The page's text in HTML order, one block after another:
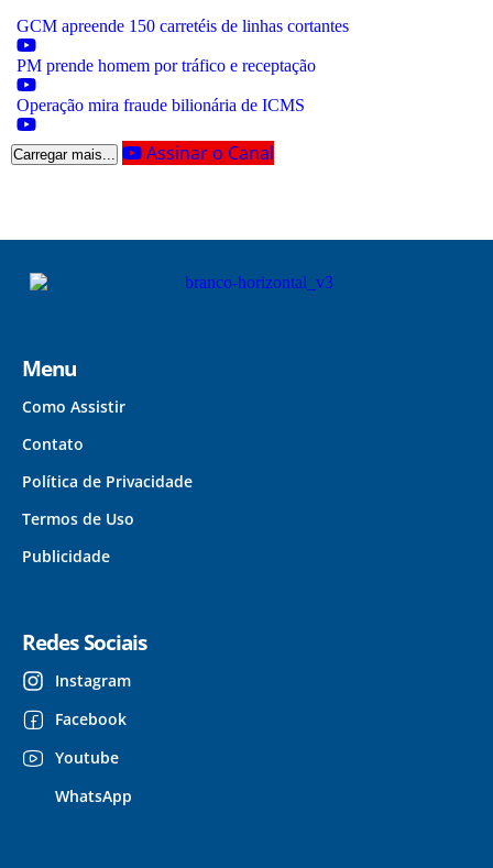
GCM apreende 150 carretéis de linhas cortantes
PM prende homem por tráfico e receptação
Operação mira fraude bilionária de ICMS
Carregar mais... Assinar o Canal
Menu
Como Assistir
Contato
Política de Privacidade
Termos de Uso
Publicidade
Redes Sociais
Instagram
Facebook
Youtube
WhatsApp